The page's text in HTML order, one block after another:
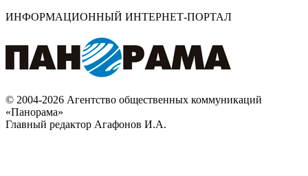
ИНФОРМАЦИОННЫЙ ИНТЕРНЕТ-ПОРТАЛ
© 2004-2026 Агентство общественных коммуникаций
«Панорама»
Главный редактор Агафонов И.А.